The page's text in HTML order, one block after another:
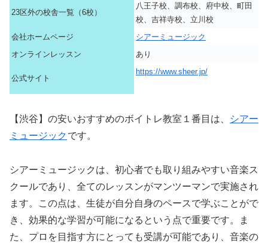
23区外の校舎一覧（6校）
八王子校、調布校、府中校、町田
校、吉祥寺校、立川校
会社ホームページ
シアーミュージック
オンラインレッスン
あり
公式サイト
https://www.sheer.jp/
【渋谷】の安いおすすめのボイトレ教室１番目は、
シアー
ミュージック です。
シアーミュージックは、初心者でも取り組みやすい音楽ス
クールであり、全てのレッスンがマンツーマンで実施され
ます。この点は、生徒が自分自身のペースで学ぶことがで
き、効果的な学習が可能になるという点で重要です。ま
た、プロを目指す方にとっても受講が可能であり、音楽の